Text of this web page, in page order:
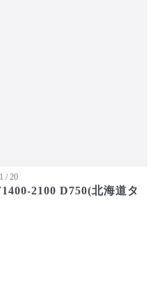
1 / 20
2100 D750(北海道タ